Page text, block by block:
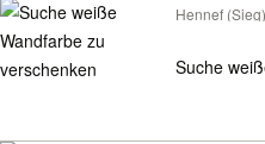
Hennef (Sieg)
Suche